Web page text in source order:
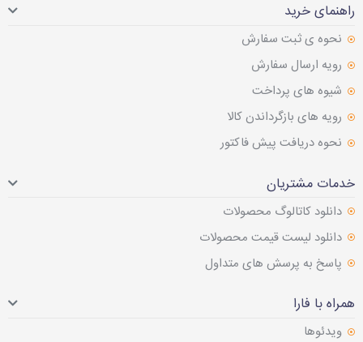
راهنمای خرید
نحوه ی ثبت سفارش
رویه ارسال سفارش
شیوه های پرداخت
رویه های بازگرداندن کالا
نحوه دریافت پیش فاکتور
خدمات مشتریان
دانلود کاتالوگ محصولات
دانلود لیست قیمت محصولات
پاسخ به پرسش های متداول
همراه با فارا
ویدئوها